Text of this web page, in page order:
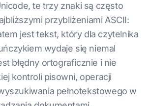
te trzy znaki są często
przybliżeniami ASCII:
jest tekst, który dla czytelnika
wydaje się niemal
błędny ortograficznie i nie
kontroli pisowni, operacji
pełnotekstowego w